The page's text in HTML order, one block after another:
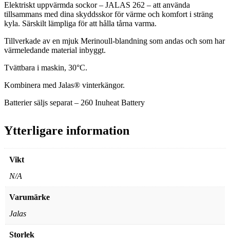
Elektriskt uppvärmda sockor – JALAS 262 – att använda
tillsammans med dina skyddsskor för värme och komfort i sträng
kyla. Särskilt lämpliga för att hålla tårna varma.
Tillverkade av en mjuk Merinoull-blandning som andas och som har
värmeledande material inbyggt.
Tvättbara i maskin, 30°C.
Kombinera med Jalas® vinterkängor.
Batterier säljs separat – 260 Inuheat Battery
Ytterligare information
Vikt
N/A
Varumärke
Jalas
Storlek